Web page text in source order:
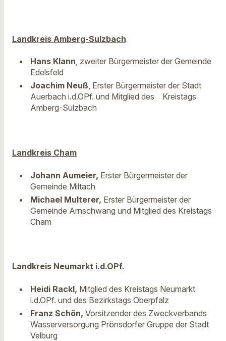
Landkreis Amberg-Sulzbach
Hans Klann, zweiter Bürgermeister der Gemeinde
Edelsfeld
Joachim Neuß, Erster Bürgermeister der Stadt
Auerbach i.d.OPf. und Mitglied des Kreistags
Amberg-Sulzbach
Landkreis Cham
Johann Aumeier, Erster Bürgermeister der
Gemeinde Miltach
Michael Multerer, Erster Bürgermeister der
Gemeinde Arnschwang und Mitglied des Kreistags
Cham
Landkreis Neumarkt i.d.OPf.
Heidi Rackl, Mitglied des Kreistags Neumarkt
i.d.OPf. und des Bezirkstags Oberpfalz
Franz Schön, Vorsitzender des Zweckverbands
Wasserversorgung Prönsdorfer Gruppe der Stadt
Velburg